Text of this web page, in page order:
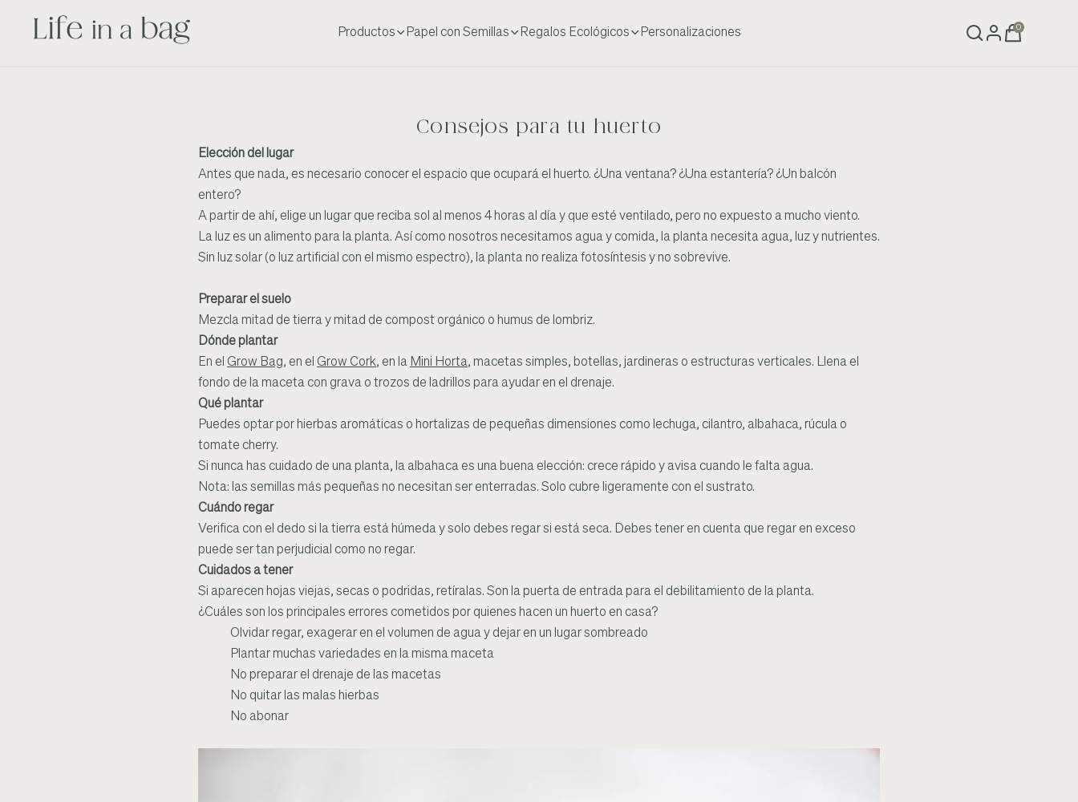
Productos Papel con Semillas Regalos Ecológicos Personalizaciones 0
Consejos para tu huerto
Elección del lugar
Antes que nada, es necesario conocer el espacio que ocupará el huerto. ¿Una ventana? ¿Una estantería? ¿Un balcón
entero?
A partir de ahí, elige un lugar que reciba sol al menos 4 horas al día y que esté ventilado, pero no expuesto a mucho viento.
La luz es un alimento para la planta. Así como nosotros necesitamos agua y comida, la planta necesita agua, luz y nutrientes.
Sin luz solar (o luz artificial con el mismo espectro), la planta no realiza fotosíntesis y no sobrevive.
Preparar el suelo
Mezcla mitad de tierra y mitad de compost orgánico o humus de lombriz.
Dónde plantar
En el Grow Bag, en el Grow Cork, en la Mini Horta, macetas simples, botellas, jardineras o estructuras verticales. Llena el
fondo de la maceta con grava o trozos de ladrillos para ayudar en el drenaje.
Qué plantar
Puedes optar por hierbas aromáticas o hortalizas de pequeñas dimensiones como lechuga, cilantro, albahaca, rúcula o
tomate cherry.
Si nunca has cuidado de una planta, la albahaca es una buena elección: crece rápido y avisa cuando le falta agua.
Nota: las semillas más pequeñas no necesitan ser enterradas. Solo cubre ligeramente con el sustrato.
Cuándo regar
Verifica con el dedo si la tierra está húmeda y solo debes regar si está seca. Debes tener en cuenta que regar en exceso
puede ser tan perjudicial como no regar.
Cuidados a tener
Si aparecen hojas viejas, secas o podridas, retíralas. Son la puerta de entrada para el debilitamiento de la planta.
¿Cuáles son los principales errores cometidos por quienes hacen un huerto en casa?
Olvidar regar, exagerar en el volumen de agua y dejar en un lugar sombreado
Plantar muchas variedades en la misma maceta
No preparar el drenaje de las macetas
No quitar las malas hierbas
No abonar